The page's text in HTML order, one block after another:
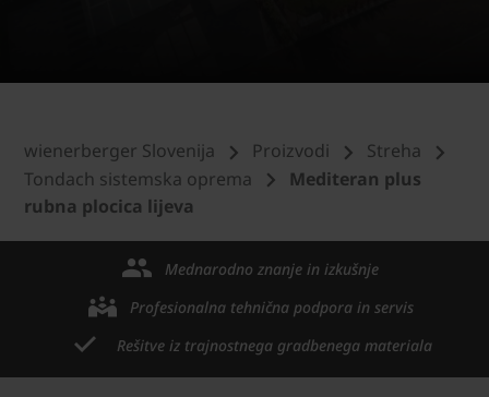
wienerberger Slovenija Proizvodi
Streha
Tondach sistemska oprema
Mediteran plus
rubna plocica lijeva
Mednarodno znanje in izkušnje
Profesionalna tehnična podpora in servis
Rešitve iz trajnostnega gradbenega materiala